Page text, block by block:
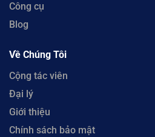
Công cụ
Blog
Về Chúng Tôi
Cộng tác viên
Đại lý
Giới thiệu
Chính sách bảo mật